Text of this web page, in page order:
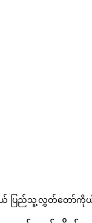
နယ် ပြည်သူ့လွှတ်တော်ကို